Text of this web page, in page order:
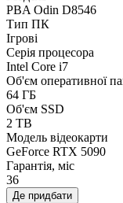
PBA Odin D8546
Тип ПК
Ігрові
Серія процесора
Intel Core i7
Об'єм оперативної
64 ГБ
Об'єм SSD
2 TB
Модель відеокарти
GeForce RTX 5090
Гарантія, міс
36
Де придбати